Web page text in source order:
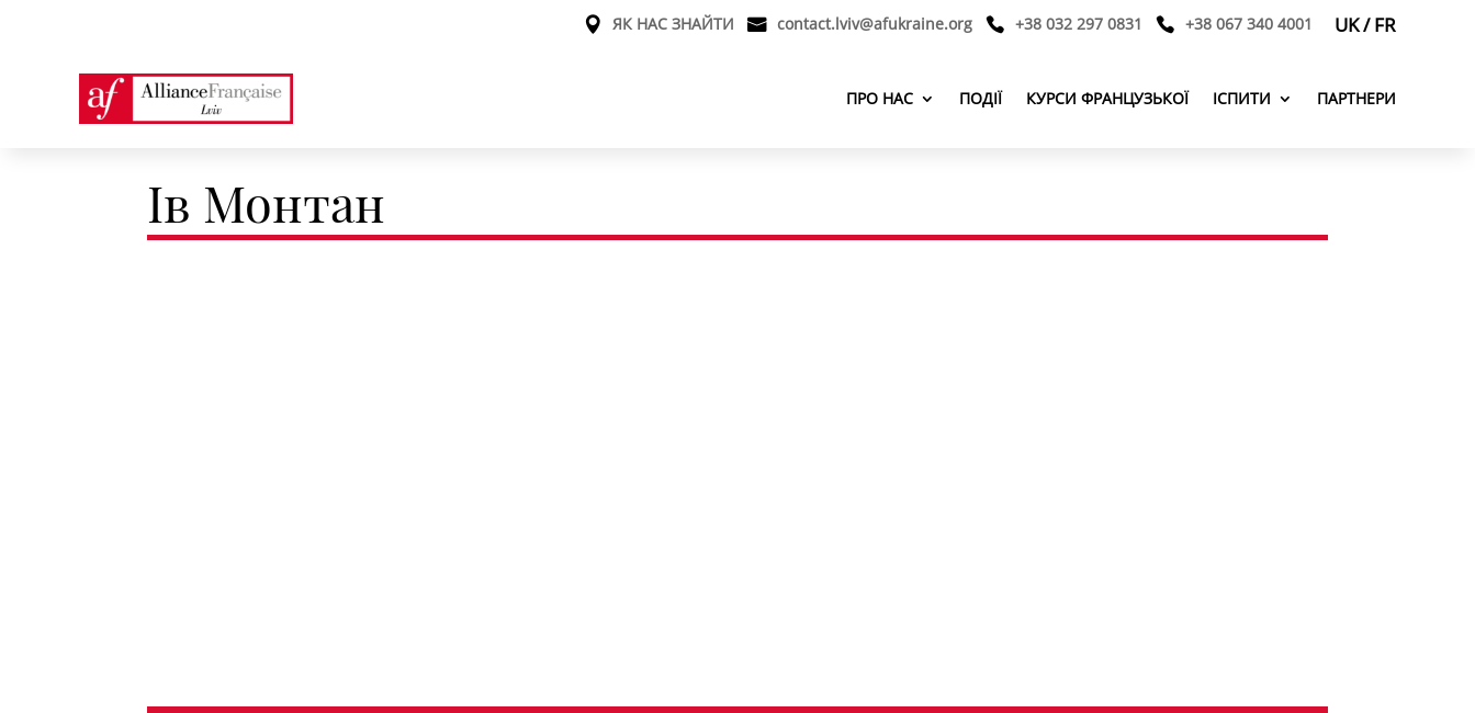
ЯК НАС ЗНАЙТИ contact.lviv@afukraine.org +38 032 297 0831 +38 067 340 4001 UK/FR
ПРО НАС ПОДІЇ КУРСИ ФРАНЦУЗЬКОЇ ІСПИТИ ПАРТНЕРИ
Ів Монтан